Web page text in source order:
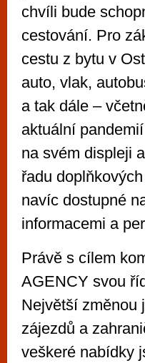
chvíli bude
cestování. Pro
cestu z bytu v
auto, vlak,
a tak dále –
aktuální
na svém displeji
řadu
navíc dostupné
informacemi a
Právě s cílem
AGENCY svou
Největší změnou
zájezdů a
veškeré nabídky